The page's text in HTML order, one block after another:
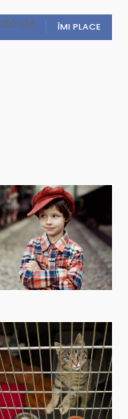
ÎMI PLACE
de